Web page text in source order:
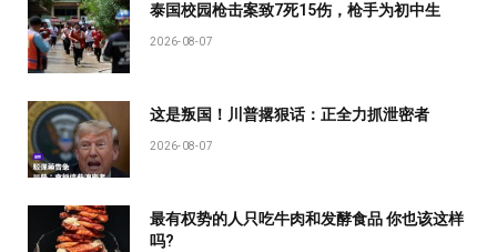
泰国校园枪击案致7死15伤，枪手为初中生
2026-08-07
这是叛国！川普撂狠话：正全力抓泄密者
2026-08-07
最有权势的人只吃牛肉和发酵食品 你也该这样
吗?